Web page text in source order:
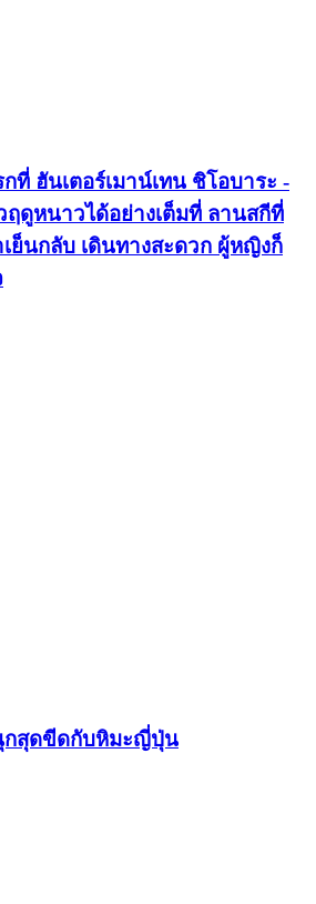
ที่ ฮันเตอร์เมาน์เทน ชิโอบาระ -
ฤดูหนาวได้อย่างเต็มที่ ลานสกีที่
เย็นกลับ เดินทางสะดวก ผู้หญิงก็
กสุดขีดกับหิมะญี่ปุ่น